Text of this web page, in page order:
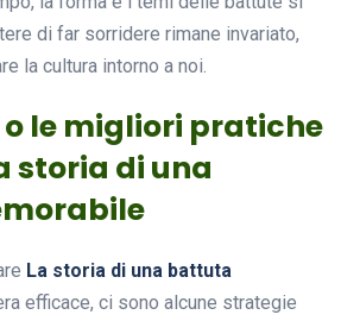
di far sorridere rimane invariato,
la cultura intorno a noi.
o le migliori pratiche
storia di una
La storia di una battuta
efficace, ci sono alcune strategie